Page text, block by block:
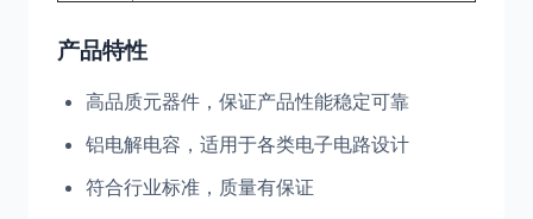
产品特性
高品质元器件，保证产品性能稳定可靠
铝电解电容，适用于各类电子电路设计
符合行业标准，质量有保证